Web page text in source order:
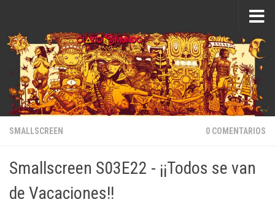
SMALLSCREEN 0 COMENTARIOS
Smallscreen S03E22 - ¡¡Todos se van
de Vacaciones!!